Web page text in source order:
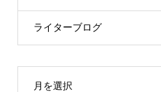
ライターブログ
月を選択